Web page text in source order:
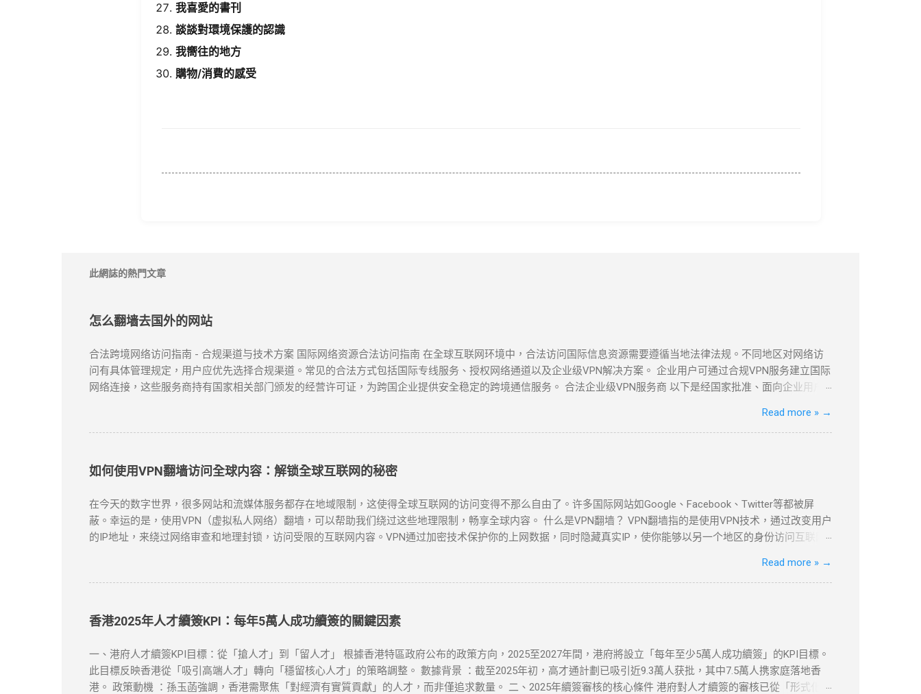
​我喜愛的書刊​
​談談對環境保護的認識​
​我嚮往的地方​
​購物/消費的感受​
此網誌的熱門文章
怎么翻墙去国外的网站
合法跨境网络访问指南 - 合规渠道与技术方案 国际网络资源合法访问指南 在全球互联网环境中，合法访问国际信息资源需要遵循当地法律法规。不同地区对网络访
问有具体管理规定，用户应优先选择合规渠道。常见的合法方式包括国际专线服务、授权网络通道以及企业级VPN解决方案。 企业用户可通过合规VPN服务建立国际
网络连接，这些服务商持有国家相关部门颁发的经营许可证，为跨国企业提供安全稳定的跨境通信服务。 合法企业级VPN服务商 以下是经国家批准、面向企业用户
50个节点覆盖 SLA服务等级保证 金融级加密传输 中国联通云联网 提供跨境云连接服务，支持企业混合云架构，实现本地数据中心与海外云资源的无缝连接。 支持多
云平台接入 智能路由优化 可视化运维管理 阿里云VPN网关 阿里云提供的企业级VPN服务，支持IPSec VPN连接，实现本地数据中心与VPC的安全通信。 ...
Read more » →
如何使用VPN翻墙访问全球内容：解锁全球互联网的秘密
在今天的数字世界，很多网站和流媒体服务都存在地域限制，这使得全球互联网的访问变得不那么自由了。许多国际网站如Google、Facebook、Twitter等都被屏
蔽。幸运的是，使用VPN（虚拟私人网络）翻墙，可以帮助我们绕过这些地理限制，畅享全球内容。 什么是VPN翻墙？ VPN翻墙指的是使用VPN技术，通过改变用户
的IP地址，来绕过网络审查和地理封锁，访问受限的互联网内容。VPN通过加密技术保护你的上网数据，同时隐藏真实IP，使你能够以另一个地区的身份访问互联网
方案。 如何选择合适的VPN工具？ 选择VPN时，有几个因素需要考虑：速度、服务器位置、安全性和用户友好性。以下是几款在全球范围内都非常受欢迎的VPN服
务，它们不仅在突破地域限制方面表现出色，而且能够提供强大的安全保障： NordVPN ：知名度高，全球多个国家和地区的服务器，适合各种设备使用。
下载并安装VPN客户端 ：选择你喜欢的VPN服务商，下载安装客户端。 连接到合适的服务器 ：选择一个你想连接的地区服务器，例如美国或香港。 开始浏览 ：一旦
：如果VPN无法连接，首先检查服务器是否正常，或者尝试更换一个服务器位置。你也可以检查本地网络设置是否正确。 Netflix检测到VPN ：一些流媒体平台会检测
到VPN连接并限制访问。如果出现这种情况，尝试更换不同的服务器或使用专门支持Netflix的VPN服务。 连接速度慢 ：VPN加密会略微影响上网速度。如果速度较
慢，可以尝试切换到不同的VPN服务器，或者选择具有更高速度的VPN服务。 VPN的应用 很多国外的网站和应用都受到严格的审查和封锁。使用VPN翻墙，可以突破
Read more » →
香港2025年人才續簽KPI：每年5萬人成功續簽的關鍵因素
一、港府人才續簽KPI目標：從「搶人才」到「留人才」 根據香港特區政府公布的政策方向，2025至2027年間，港府將設立「每年至少5萬人成功續簽」的KPI目標。
此目標反映香港從「吸引高端人才」轉向「穩留核心人才」的策略調整。 數據背景 ：截至2025年初，高才通計劃已吸引近9.3萬人获批，其中7.5萬人携家庭落地香
港。 政策動機 ：孫玉菡強調，香港需聚焦「對經濟有實質貢獻」的人才，而非僅追求數量。 二、2025年續簽審核的核心條件 港府對人才續簽的審核已從「形式化」